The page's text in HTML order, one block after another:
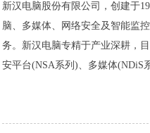
新汉电脑股份有限公司，创建于
脑、多媒体、网络安全及智能监
务。新汉电脑专精于产业深耕，
安平台(NSA系列)、多媒体(NDiS